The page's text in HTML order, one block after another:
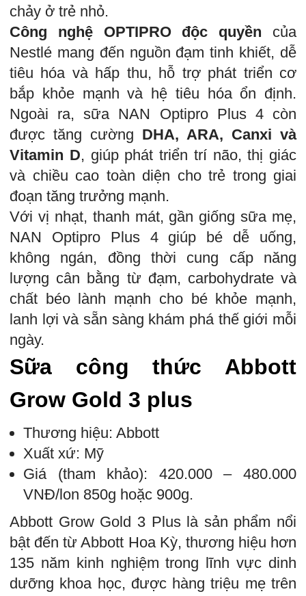
chảy ở trẻ nhỏ.
Công nghệ OPTIPRO độc quyền của
Nestlé mang đến nguồn đạm tinh khiết, dễ
tiêu hóa và hấp thu, hỗ trợ phát triển cơ
bắp khỏe mạnh và hệ tiêu hóa ổn định.
Ngoài ra, sữa NAN Optipro Plus 4 còn
được tăng cường DHA, ARA, Canxi và
Vitamin D, giúp phát triển trí não, thị giác
và chiều cao toàn diện cho trẻ trong giai
đoạn tăng trưởng mạnh.
Với vị nhạt, thanh mát, gần giống sữa mẹ,
NAN Optipro Plus 4 giúp bé dễ uống,
không ngán, đồng thời cung cấp năng
lượng cân bằng từ đạm, carbohydrate và
chất béo lành mạnh cho bé khỏe mạnh,
lanh lợi và sẵn sàng khám phá thế giới mỗi
ngày.
Sữa công thức Abbott
Grow Gold 3 plus
Thương hiệu: Abbott
Xuất xứ: Mỹ
Giá (tham khảo): 420.000 – 480.000
VNĐ/lon 850g hoặc 900g.
Abbott Grow Gold 3 Plus là sản phẩm nổi
bật đến từ Abbott Hoa Kỳ, thương hiệu hơn
135 năm kinh nghiệm trong lĩnh vực dinh
dưỡng khoa học, được hàng triệu mẹ trên